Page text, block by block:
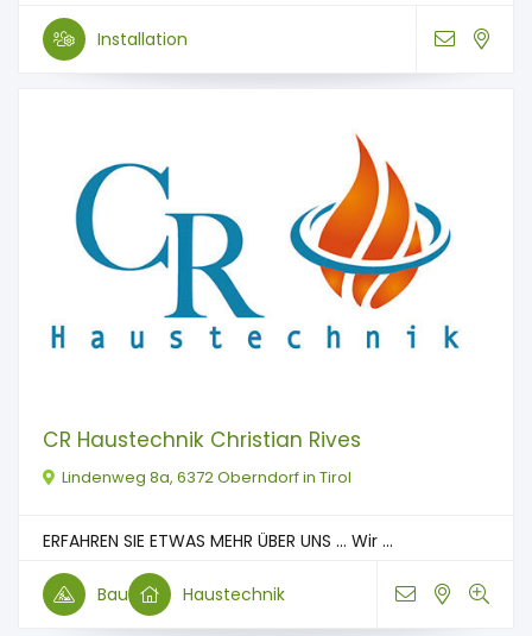
Installation
CR Haustechnik Christian Rives
Lindenweg 8a, 6372 Oberndorf in Tirol
ERFAHREN SIE ETWAS MEHR ÜBER UNS … Wir ...
Bau Haustechnik